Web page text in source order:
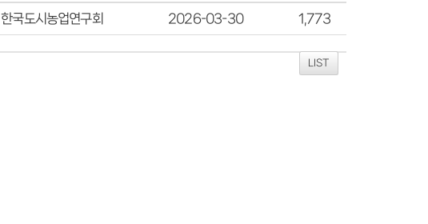
한국도시농업연구회 2026-03-30 1,773
LIST